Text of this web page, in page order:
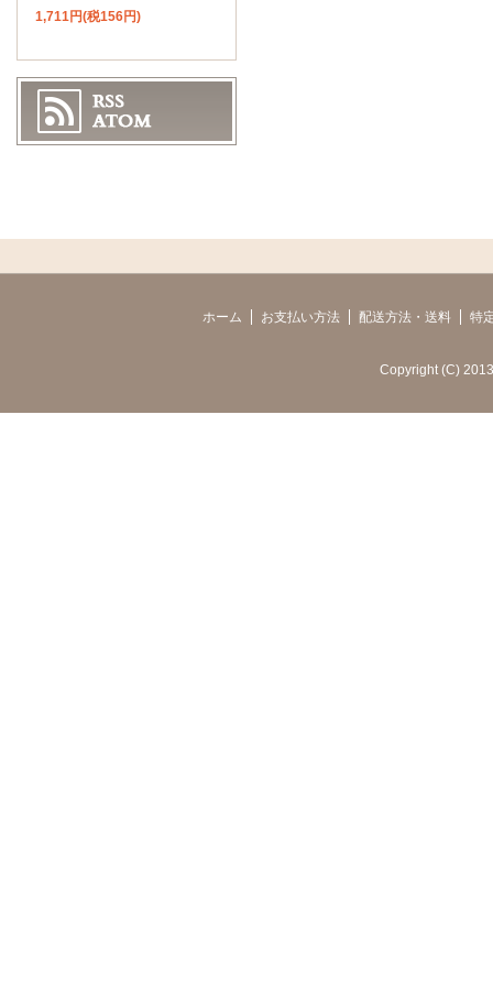
1,711円(税156円)
ホーム お支払い方法 配送方法・送料 特
Copyright (C)